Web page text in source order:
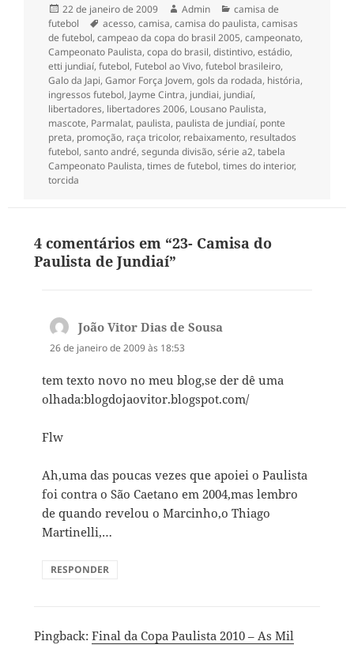
Publicado
em
22 de janeiro de 2009 Autor
Admin Categorias
camisa de
futebol
Tags
acesso,camisa,camisa do paulista,camisas
de futebol,campeao da copa do brasil 2005,campeonato,
Campeonato Paulista,copa do brasil,distintivo,estádio,
etti jundiaí,futebol, Futebol ao Vivo,futebol brasileiro,
Galo da Japi,Gamor Força Jovem,gols da rodada, história,
ingressos futebol, Jayme Cintra, jundiai, jundiaí,
libertadores, libertadores 2006, Lousano Paulista,
mascote, Parmalat, paulista, paulista de jundiaí, ponte
preta, promoção, raça tricolor, rebaixamento, resultados
futebol,santo andré,segunda divisão,série a2,tabela
Campeonato Paulista,times de futebol,times do interior,
torcida
4 comentários em “23- Camisa do
Paulista de Jundiaí”
João Vitor Dias de Sousadisse:
26 de janeiro de 2009 às 18:53
tem texto novo no meu blog,se der dê uma
olhada:blogdojaovitor.blogspot.com/
Flw
Ah,uma das poucas vezes que apoiei o Paulista
foi contra o São Caetano em 2004,mas lembro
de quando revelou o Marcinho,o Thiago
Martinelli,…
RESPONDER
Pingback: Final da Copa Paulista 2010 – As Mil